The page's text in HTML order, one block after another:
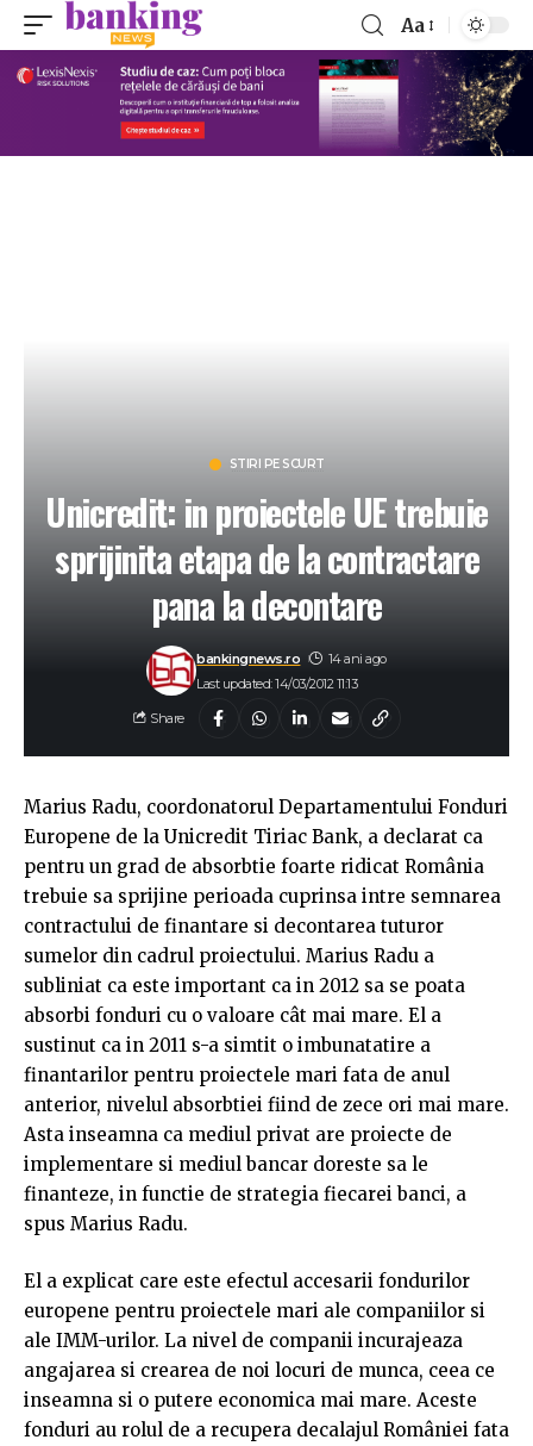
Aa
STIRI PE SCURT
Unicredit: in proiectele UE trebuie
sprijinita etapa de la contractare
pana la decontare
Last updated: 14/03/2012 11:13
bankingnews.ro 14 ani ago
Share
Marius Radu, coordonatorul Departamentului Fonduri
Europene de la Unicredit Tiriac Bank, a declarat ca
pentru un grad de absorbtie foarte ridicat România
trebuie sa sprijine perioada cuprinsa intre semnarea
contractului de finantare si decontarea tuturor
sumelor din cadrul proiectului. Marius Radu a
subliniat ca este important ca in 2012 sa se poata
absorbi fonduri cu o valoare cât mai mare. El a
sustinut ca in 2011 s-a simtit o imbunatatire a
finantarilor pentru proiectele mari fata de anul
anterior, nivelul absorbtiei fiind de zece ori mai mare.
Asta inseamna ca mediul privat are proiecte de
implementare si mediul bancar doreste sa le
finanteze, in functie de strategia fiecarei banci, a
spus Marius Radu.
El a explicat care este efectul accesarii fondurilor
europene pentru proiectele mari ale companiilor si
ale IMM-urilor. La nivel de companii incurajeaza
angajarea si crearea de noi locuri de munca, ceea ce
inseamna si o putere economica mai mare. Aceste
fonduri au rolul de a recupera decalajul României fata